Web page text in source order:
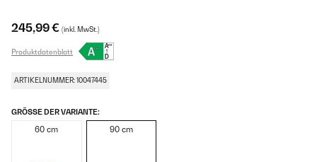
245,99 € (inkl. MwSt.)
Produktdatenblatt
ARTIKELNUMMER: 10047445
GRÖSSE DER VARIANTE:
60 cm 90 cm